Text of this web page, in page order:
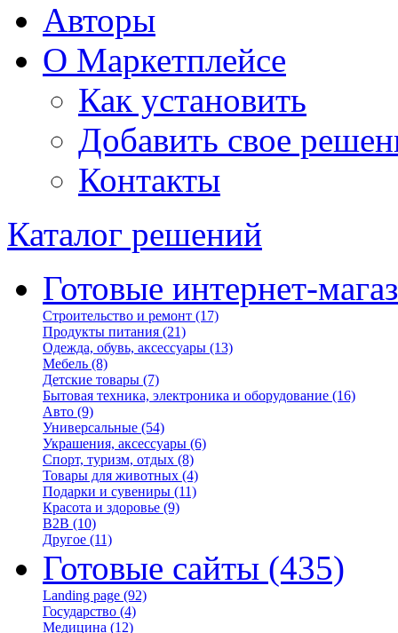
Авторы
О Маркетплейсе
Как установить
Добавить свое
Контакты
Каталог решений
Готовые интернет-
Строительство и ремонт (17)
Продукты питания (21)
Одежда, обувь, аксессуары (13)
Мебель (8)
Детские товары (7)
Бытовая техника, электроника и оборудование (16)
Авто (9)
Универсальные (54)
Украшения, аксессуары (6)
Спорт, туризм, отдых (8)
Товары для животных (4)
Подарки и сувениры (11)
Красота и здоровье (9)
B2B (10)
Другое (11)
Готовые сайты (435)
Landing page (92)
Государство (4)
Медицина (12)